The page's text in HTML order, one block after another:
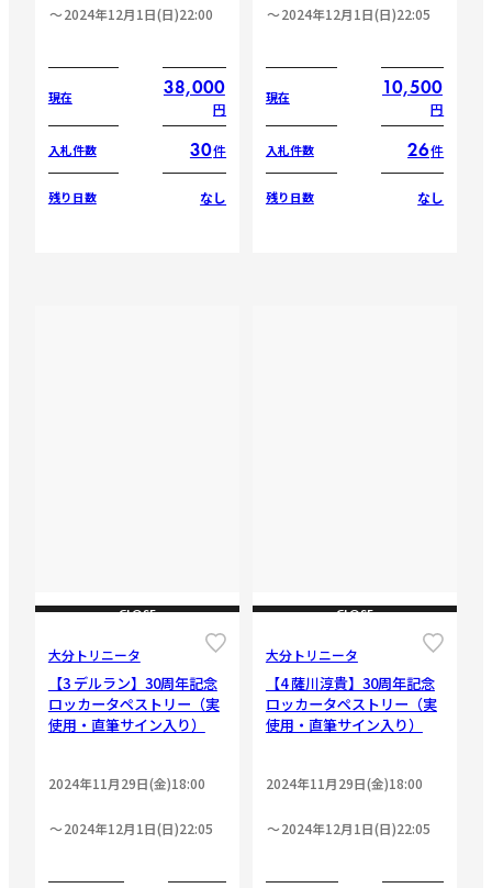
2024年12月1日(日)22:00
現在 38,000
円
入札件数 30件
残り日数 なし
2024年12月1日(日)22:05
現在 10,500
円
入札件数 26件
残り日数 なし
CLOSE
大分トリニータ
【3 デルラン】30周年記念
ロッカータペストリー（実
使用・直筆サイン入り）
2024年11月29日(金)18:00
2024年12月1日(日)22:05
CLOSE
大分トリニータ
【4 薩川淳貴】30周年記念
ロッカータペストリー（実
使用・直筆サイン入り）
2024年11月29日(金)18:00
2024年12月1日(日)22:05